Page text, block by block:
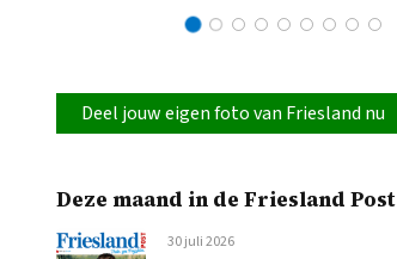
Deel jouw eigen foto van Friesland nu
Deze maand in de Friesland Post
30 juli 2026